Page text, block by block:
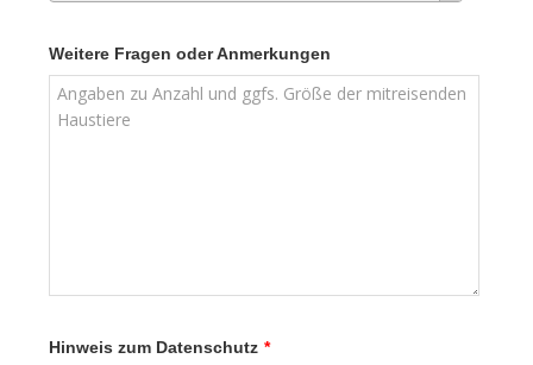
Weitere Fragen oder Anmerkungen
Hinweis zum Datenschutz *